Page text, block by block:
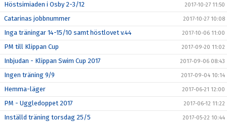
Höstsimiaden i Osby 2-3/12 2017-10-27 11:50
Catarinas jobbnummer 2017-10-27 10:08
Inga träningar 14-15/10 samt höstlovet v.44 2017-10-06 11:00
PM till Klippan Cup 2017-09-20 11:02
Inbjudan - Klippan Swim Cup 2017 2017-09-06 08:43
Ingen träning 9/9 2017-09-04 10:14
Hemma-läger 2017-06-21 12:00
PM - Uggledoppet 2017 2017-06-12 11:22
Inställd träning torsdag 25/5 2017-05-22 10:44